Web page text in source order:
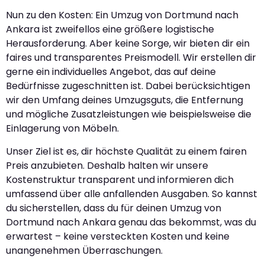
Nun zu den Kosten: Ein Umzug von Dortmund nach
Ankara ist zweifellos eine größere logistische
Herausforderung. Aber keine Sorge, wir bieten dir ein
faires und transparentes Preismodell. Wir erstellen dir
gerne ein individuelles Angebot, das auf deine
Bedürfnisse zugeschnitten ist. Dabei berücksichtigen
wir den Umfang deines Umzugsguts, die Entfernung
und mögliche Zusatzleistungen wie beispielsweise die
Einlagerung von Möbeln.
Unser Ziel ist es, dir höchste Qualität zu einem fairen
Preis anzubieten. Deshalb halten wir unsere
Kostenstruktur transparent und informieren dich
umfassend über alle anfallenden Ausgaben. So kannst
du sicherstellen, dass du für deinen Umzug von
Dortmund nach Ankara genau das bekommst, was du
erwartest – keine versteckten Kosten und keine
unangenehmen Überraschungen.